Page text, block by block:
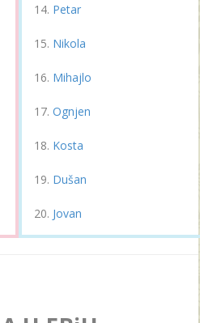
Petar
Nikola
Mihajlo
Ognjen
Kosta
Dušan
Jovan